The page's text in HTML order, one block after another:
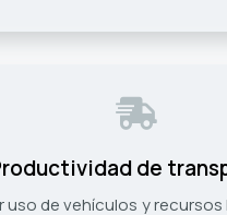
de
uso de vehículos y recursos